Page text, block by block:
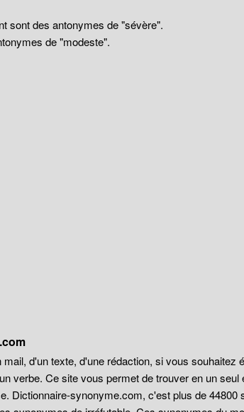
sont des antonymes de "sévère".
de "modeste".
d'un texte, d'une rédaction, si vous
verbe. Ce site vous permet de trouver en un
Dictionnaire-synonyme.com, c'est plus de